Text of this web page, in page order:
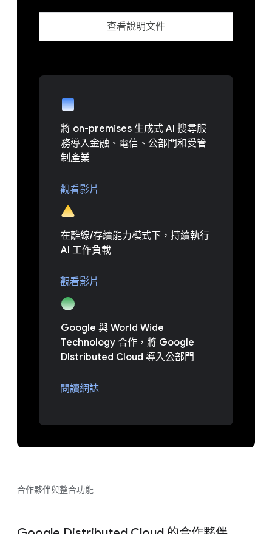
查看說明文件
將 on-premises 生成式 AI 搜尋服
務導入金融、電信、公部門和受管
制產業
觀看影片
在離線/存續能力模式下，持續執行
AI 工作負載
觀看影片
Google 與 World Wide
Technology 合作，將 Google
DIstributed Cloud 導入公部門
閱讀網誌
合作夥伴與整合功能